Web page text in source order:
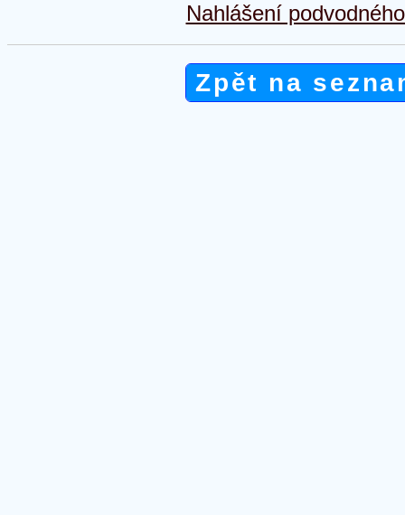
Nahlášení
Zpět na